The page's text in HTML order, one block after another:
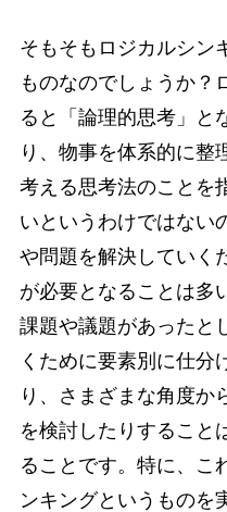
そもそもロジカルシン
ものなのでしょうか？
ると「論理的思考」と
り、物事を体系的に整
考える思考法のことを
いというわけではない
や問題を解決していく
が必要となることは多
課題や議題があったと
くために要素別に仕分
り、さまざまな角度か
を検討したりすること
ることです。特に、こ
ンキングというものを